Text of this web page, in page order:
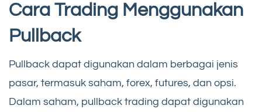
Cara Trading Menggunakan
Pullback
Pullback dapat digunakan dalam berbagai jenis
pasar, termasuk saham, forex, futures, dan opsi.
Dalam saham, pullback trading dapat digunakan